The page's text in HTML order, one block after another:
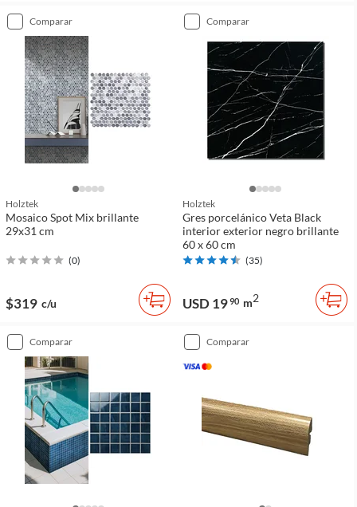
comparar
Holztek
Mosaico Spot Mix brillante
29x31 cm
(0)
$319 c/u
comparar
Holztek
Gres porcelánico Veta Black
interior exterior negro brillante
60 x 60 cm
(35)
USD 1990 m2
comparar comparar